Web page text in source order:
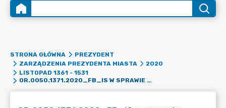
STRONA GŁÓWNA
PREZYDENT
ZARZĄDZENIA PREZYDENTA MIASTA
2020
LISTOPAD 1361 - 1531
OR.0050.1371.2020_FB_IS W SPRAWIE ZMIAN W PLANIE FINANSOWYM URZĘDU MIASTA ŻORY NA 2020 R.